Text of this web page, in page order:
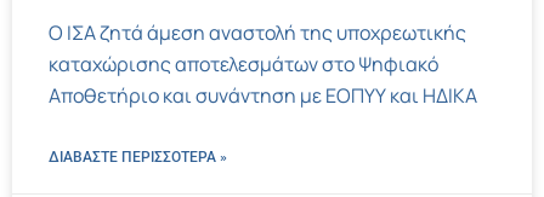
Ο ΙΣΑ ζητά άμεση αναστολή της υποχρεωτικής
καταχώρισης αποτελεσμάτων στο Ψηφιακό
Αποθετήριο και συνάντηση με ΕΟΠΥΥ και ΗΔΙΚΑ
ΔΙΑΒΑΣΤΕ ΠΕΡΙΣΣΌΤΕΡΑ »